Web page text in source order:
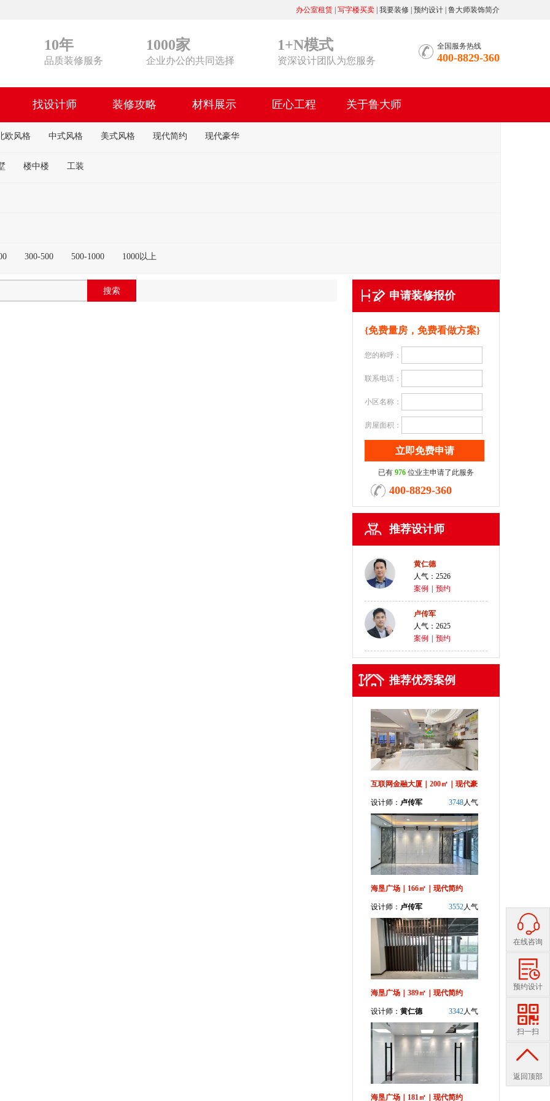
办公室租赁 写字楼买卖 我要装修 预约设计 鲁大师装饰简介
全国服务热线
400-8829-360
1+N模式
资深设计团队为您服务
1000家
企业办公的共同选择
10年
品质装修服务
找设计师 装修攻略 材料展示 匠心工程 关于鲁大师
欧风格 中式风格 美式风格 现代简约 现代豪华
楼中楼 工装
300-500 500-1000 1000以上
申请装修报价
{免费量房，免费看做方案}
您的称呼：
联系电话：
小区名称：
房屋面积：
已有 976 位业主申请了此服务
400-8829-360
推荐设计师
黄仁德
人气：2526
案例
预约
卢传军
人气：2625
案例
预约
推荐优秀案例
互联网金融大厦｜200㎡｜现代豪
华 3748人气
设计师： 卢传军
海垦广场｜166㎡｜现代简约
3552人气
设计师： 卢传军
海垦广场｜389㎡｜现代简约
3342人气
设计师： 黄仁德
海垦广场｜181㎡｜现代简约
在线咨询
预约设计
扫一扫
返回顶部